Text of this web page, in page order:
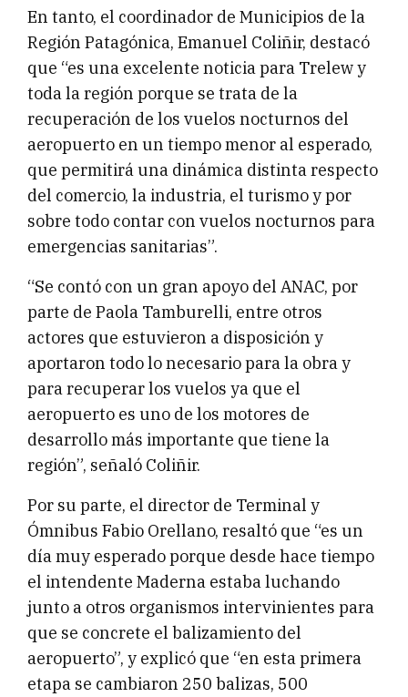
En tanto, el coordinador de Municipios de la
Región Patagónica, Emanuel Coliñir, destacó
que “es una excelente noticia para Trelew y
toda la región porque se trata de la
recuperación de los vuelos nocturnos del
aeropuerto en un tiempo menor al esperado,
que permitirá una dinámica distinta respecto
del comercio, la industria, el turismo y por
sobre todo contar con vuelos nocturnos para
emergencias sanitarias”.
“Se contó con un gran apoyo del ANAC, por
parte de Paola Tamburelli, entre otros
actores que estuvieron a disposición y
aportaron todo lo necesario para la obra y
para recuperar los vuelos ya que el
aeropuerto es uno de los motores de
desarrollo más importante que tiene la
región”, señaló Coliñir.
Por su parte, el director de Terminal y
Ómnibus Fabio Orellano, resaltó que “es un
día muy esperado porque desde hace tiempo
el intendente Maderna estaba luchando
junto a otros organismos intervinientes para
que se concrete el balizamiento del
aeropuerto”, y explicó que “en esta primera
etapa se cambiaron 250 balizas, 500